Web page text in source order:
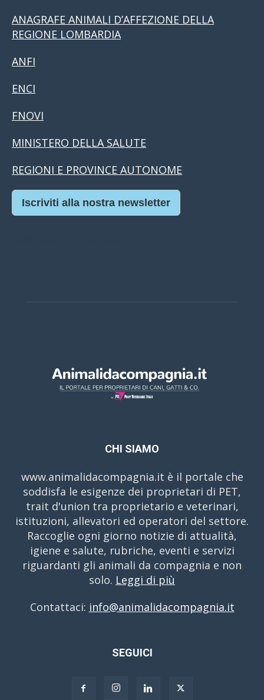
ANAGRAFE ANIMALI D’AFFEZIONE DELLA
REGIONE LOMBARDIA
ANFI
ENCI
FNOVI
MINISTERO DELLA SALUTE
REGIONI E PROVINCE AUTONOME
Iscriviti alla nostra newsletter
CHI SIAMO
www.animalidacompagnia.it è il portale che
soddisfa le esigenze dei proprietari di PET,
trait d'union tra proprietario e veterinari,
istituzioni, allevatori ed operatori del settore.
Raccoglie ogni giorno notizie di attualità,
igiene e salute, rubriche, eventi e servizi
riguardanti gli animali da compagnia e non
solo. Leggi di più
Contattaci: info@animalidacompagnia.it
SEGUICI